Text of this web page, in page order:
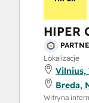
HIPER
Lokalizacje
Vilnius,
Breda,
Witryna